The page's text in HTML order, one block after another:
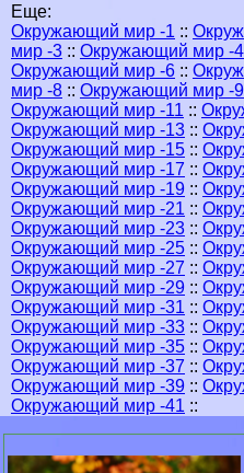
Еще:
Окружающий мир -1 ::
мир -3 :: Окружающий мир -4
Окружающий мир -6 ::
мир -8 :: Окружающий мир -9
Окружающий мир -11 ::
Окружающий мир -13 ::
Окружающий мир -15 ::
Окружающий мир -17 ::
Окружающий мир -19 ::
Окружающий мир -21 ::
Окружающий мир -23 ::
Окружающий мир -25 ::
Окружающий мир -27 ::
Окружающий мир -29 ::
Окружающий мир -31 ::
Окружающий мир -33 ::
Окружающий мир -35 ::
Окружающий мир -37 ::
Окружающий мир -39 ::
Окружающий мир -41 ::